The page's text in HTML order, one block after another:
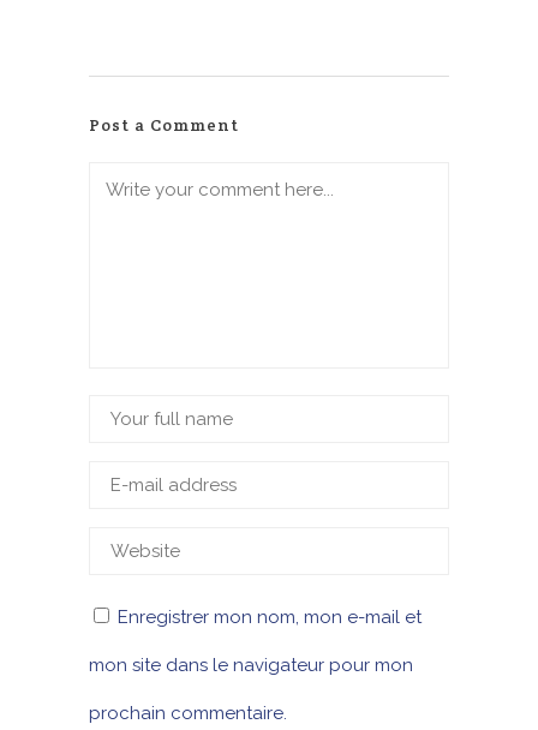
Post a Comment
Enregistrer mon nom, mon e-mail et
mon site dans le navigateur pour mon
prochain commentaire.